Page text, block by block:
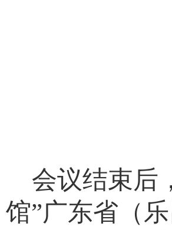
会议结束后
馆”广东省（